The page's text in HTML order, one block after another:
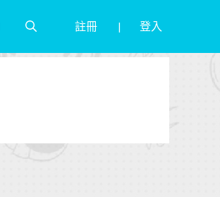
註冊 登入